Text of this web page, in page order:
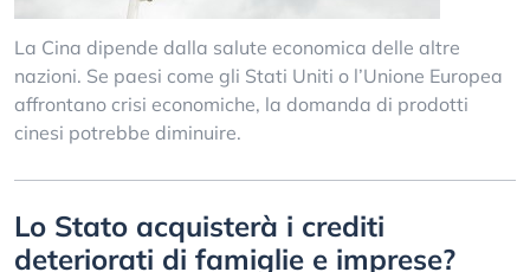
La Cina dipende dalla salute economica delle altre
nazioni. Se paesi come gli Stati Uniti o l’Unione Europea
affrontano crisi economiche, la domanda di prodotti
cinesi potrebbe diminuire.
Lo Stato acquisterà i crediti
deteriorati di famiglie e imprese?